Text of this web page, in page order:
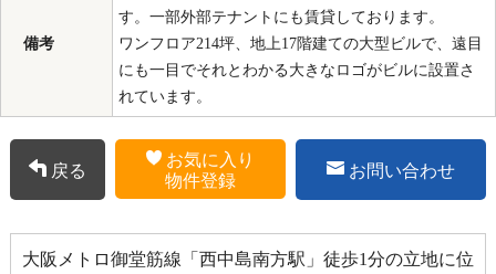
備考
す。一部外部テナントにも賃貸しております。
ワンフロア214坪、地上17階建ての大型ビルで、遠目
にも一目でそれとわかる大きなロゴがビルに設置さ
れています。
戻る
お気に入り
物件登録
お問い合わせ
大阪メトロ御堂筋線「西中島南方駅」徒歩1分の立地に位